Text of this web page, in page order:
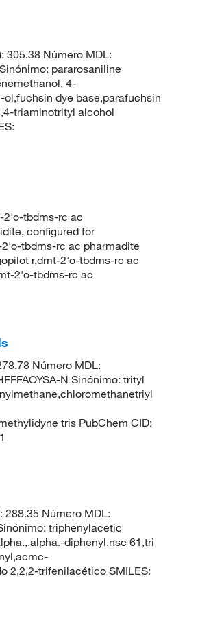
305.38 Número MDL:
pararosaniline
4-
dye base,parafuchsin
triaminotrityl alcohol
2'o-tbdms-rc ac
configured for
tbdms-rc ac pharmadite
r,dmt-2'o-tbdms-rc ac
2'o-tbdms-rc ac
Número MDL:
N Sinónimo: trityl
tris PubChem CID:
288.35 Número MDL:
triphenylacetic
diphenyl,nsc 61,tri
2,2,2-trifenilacético SMILES: